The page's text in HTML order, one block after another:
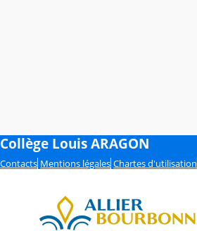
Collège Louis ARAGON
Contacts Mentions légales Chartes d'utilisation